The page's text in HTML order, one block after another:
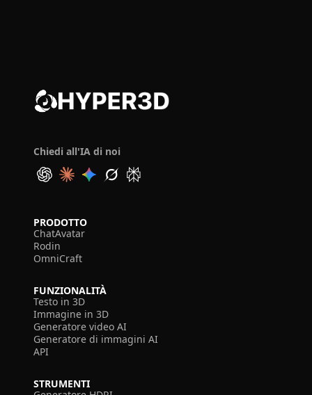
Chiedi all'IA di noi
PRODOTTO
ChatAvatar
Rodin
OmniCraft
FUNZIONALITÀ
Testo in 3D
Immagine in 3D
Generatore video AI
Generatore di immagini AI
API
STRUMENTI